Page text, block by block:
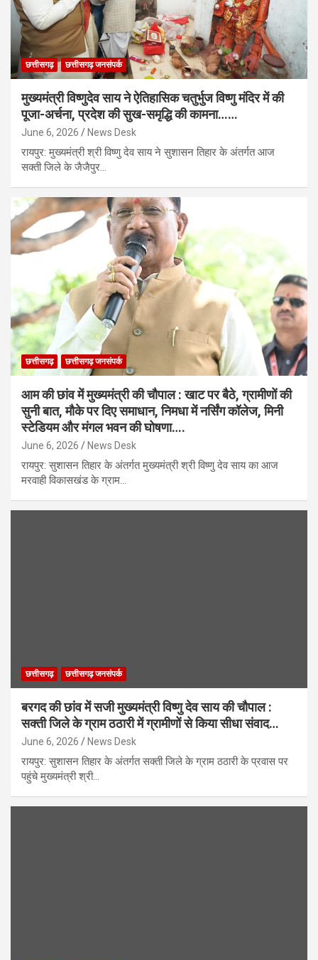
छत्तीसगढ़ छत्तीसगढ़ जनसंपर्क
मुख्यमंत्री विष्णुदेव साय ने ऐतिहासिक चतुर्भुज विष्णु मंदिर में की
पूजा-अर्चना, प्रदेश की सुख-समृद्धि की कामना……
June 6, 2026 News Desk
रायपुर: मुख्यमंत्री श्री विष्णु देव साय ने सुशासन तिहार के अंतर्गत आज
सक्ती जिले के जैजैपुर…
छत्तीसगढ़ छत्तीसगढ़ जनसंपर्क
आम की छांव में मुख्यमंत्री की चौपाल : खाट पर बैठे, ग्रामीणों की
सुनी बात, मौके पर दिए समाधान, निमधा में नर्सिंग कॉलेज, मिनी
स्टेडियम और मंगल भवन की घोषणा….
June 6, 2026 News Desk
रायपुर: सुशासन तिहार के अंतर्गत मुख्यमंत्री श्री विष्णु देव साय का आज
मरवाही विकासखंड के ग्राम…
छत्तीसगढ़ छत्तीसगढ़ जनसंपर्क
बरगद की छांव में सजी मुख्यमंत्री विष्णु देव साय की चौपाल :
सक्ती जिले के ग्राम ठठारी में ग्रामीणों से किया सीधा संवाद…
June 6, 2026 News Desk
रायपुर: सुशासन तिहार के अंतर्गत सक्ती जिले के ग्राम ठठारी के प्रवास पर
पहुंचे मुख्यमंत्री श्री…